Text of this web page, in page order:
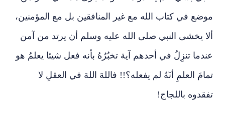
موضع في كتاب الله مع غير المنافقين بل مع المؤمنين،
ألا يخشى النبي صلى الله عليه وسلم أن يرتد من آمن
عندما تنزِلُ في أحدهم آية تخبُرُهُ بأنه فعل شيئا يعلمُ هو
تمامَ العلمِ أنّهُ لم يفعله؟!! فاللهَ اللهَ في العقلِ لا
تفقدوه باللجاج!